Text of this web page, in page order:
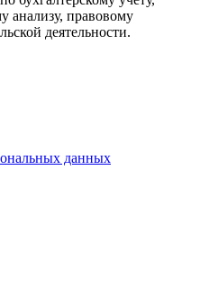
анализу, правовому
деятельности.
данных